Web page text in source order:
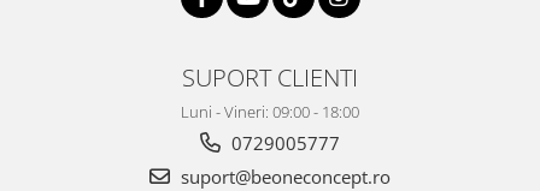
SUPORT CLIENTI
Luni - Vineri: 09:00 - 18:00
0729005777
suport@beoneconcept.ro